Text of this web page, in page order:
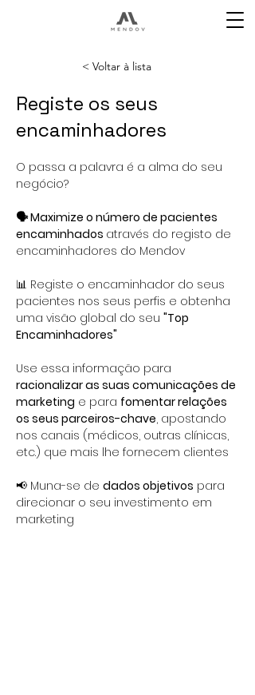
< Voltar à lista
Registe os seus
encaminhadores
O passa a palavra é a alma do seu
negócio?
🗣 Maximize o número de pacientes
encaminhados através do registo de
encaminhadores do Mendov
📊 Registe o encaminhador do seus
pacientes nos seus perfis e obtenha
uma visão global do seu "Top
Encaminhadores"
Use essa informação para
racionalizar as suas comunicações de
marketing e para fomentar relações
os seus parceiros-chave, apostando
nos canais (médicos, outras clínicas,
etc.) que mais lhe fornecem clientes
📢 Muna-se de dados objetivos para
direcionar o seu investimento em
marketing